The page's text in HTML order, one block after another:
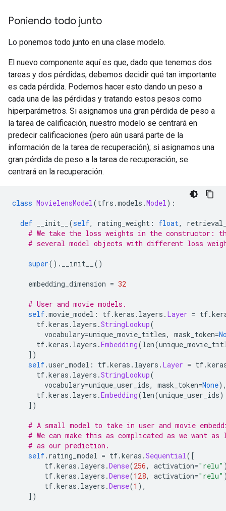
Poniendo todo junto
Lo ponemos todo junto en una clase modelo.
El nuevo componente aquí es que, dado que tenemos dos
tareas y dos pérdidas, debemos decidir qué tan importante
es cada pérdida. Podemos hacer esto dando un peso a
cada una de las pérdidas y tratando estos pesos como
hiperparámetros. Si asignamos una gran pérdida de peso a
la tarea de calificación, nuestro modelo se centrará en
predecir calificaciones (pero aún usará parte de la
información de la tarea de recuperación); si asignamos una
gran pérdida de peso a la tarea de recuperación, se
centrará en la recuperación.
class MovielensModel(tfrs .models .Model):
def __init__ (self, rating_weight : float,
# We take the loss weights in the constructor:
# several model objects with different loss
super(). __init__ ()
embedding_dimension = 32
# User and movie models.
self.movie_model : tf.keras . layers . Layer = tf.
tf.keras . layers .StringLookup(
vocabulary=unique_movie_titles, mask_token=
tf.keras . layers .Embedding(len(
])
self.user_model : tf.keras . layers . Layer = tf.
tf.keras . layers .StringLookup(
vocabulary=unique_user_ids, mask_token=None
tf.keras . layers .Embedding(len(unique_user_ids)
])
# A small model to take in user and movie
# We can make this as complicated as we want
# as our prediction.
self. rating_model = tf.keras .Sequential([
tf.keras . layers .Dense(256, activation="relu"
tf.keras . layers .Dense(128, activation="relu"
tf.keras . layers .Dense(1 ),
])